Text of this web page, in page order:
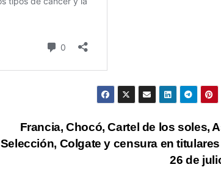
Francia, Chocó, Cartel de los soles,
Selección, Colgate y censura en
26 de